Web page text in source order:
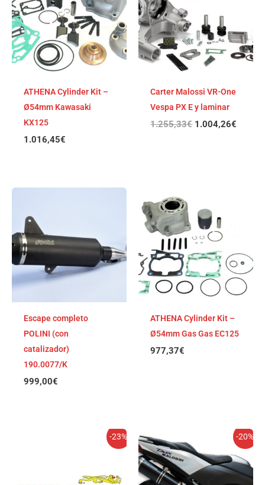
ATHENA Cylinder Kit –
Ø54mm Kawasaki
KX125
1.016,45€
Carter Malossi VR-One
Vespa PX E y laminar
1.255,33€ 1.004,26€
Escape completo
POLINI (con
catalizador)
190.0077/K
999,00€
ATHENA Cylinder Kit –
Ø54mm Gas Gas EC125
977,37€
-23%
1.251,48€.
El
precio
962,68€.
-20%
original
era:
1.196,69€.
El
precio
actual
es:
957,35€.